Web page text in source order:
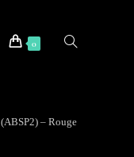
0 Toggle
website
(ABSP2) – Rouge